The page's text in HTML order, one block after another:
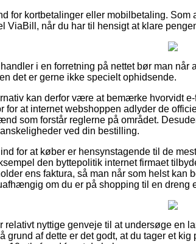
for kortbetalinger eller mobilbetaling.
ViaBill, når du har til hensigt at klare
i en forretning på nettet bør man når
det er gerne ikke specielt ophidsende.
kan derfor være at bemærke hvorvidt
for at internet webshoppen adlyder de
som forstår reglerne på området.
ved din bestilling.
for at køber er hensynstagende til de
den byttepolitik internet firmaet
ens faktura, så man når som helst kan
om du er på shopping til en dreng
relativt nyttige genveje til at undersøge en
grund af dette er det godt, at du tager et